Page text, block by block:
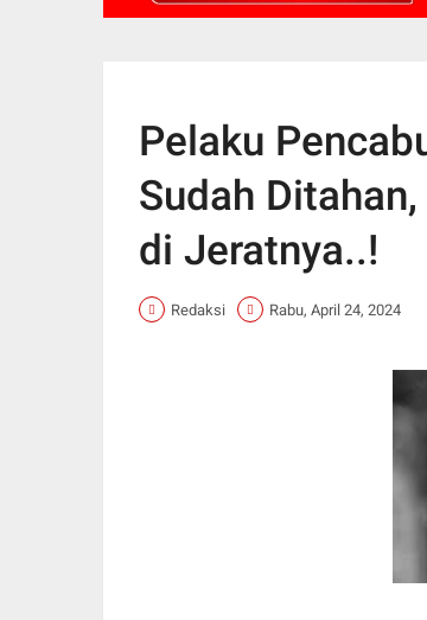
Pelaku
Sudah
di Jeratnya..!
Redaksi Rabu, April 24, 2024